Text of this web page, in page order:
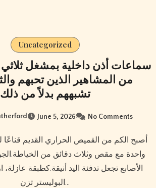
Uncategorized
من المشاهير الذين تحبهم
تشبههم بدلاً من ذلك
June 5, 2026 No Comments
واحدة مع مقص وثلاث دقائق من
الأصابع تجعل تدفئة اليد أنيقة.كطبقة
البوليستر تزن…